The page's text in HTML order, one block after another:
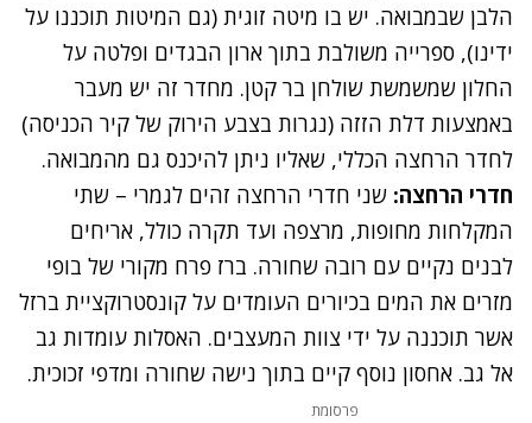
הלבן שבמבואה. יש בו מיטה זוגית (גם המיטות תוכננו על
ידינו), ספרייה משולבת בתוך ארון הבגדים ופלטה על
החלון שמשמשת שולחן בר קטן. מחדר זה יש מעבר
באמצעות דלת הזזה (נגרות בצבע הירוק של קיר הכניסה)
לחדר הרחצה הכללי, שאליו ניתן להיכנס גם מהמבואה.
חדרי הרחצה: שני חדרי הרחצה זהים לגמרי – שתי
המקלחות מחופות, מרצפה ועד תקרה כולל, אריחים
לבנים נקיים עם רובה שחורה. ברז פרח מקורי של בופי
מזרים את המים בכיורים העומדים על קונסטרוקציית ברזל
אשר תוכננה על ידי צוות המעצבים. האסלות עומדות גב
אל גב. אחסון נוסף קיים בתוך נישה שחורה ומדפי זכוכית.
פרסומת